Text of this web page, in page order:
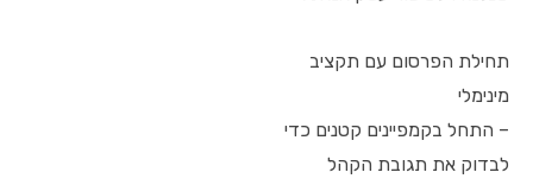
תחילת הפרסום עם תקציב
מינימלי
– התחל בקמפיינים קטנים כדי
לבדוק את תגובת הקהל